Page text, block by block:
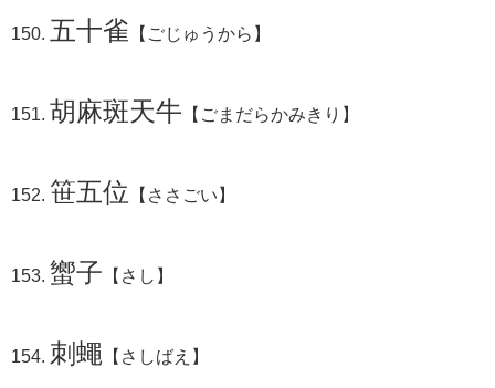
五十雀 【ごじゅうから】
胡麻斑天牛 【ごまだらかみきり】
笹五位 【ささごい】
蠁子 【さし】
刺蠅 【さしばえ】